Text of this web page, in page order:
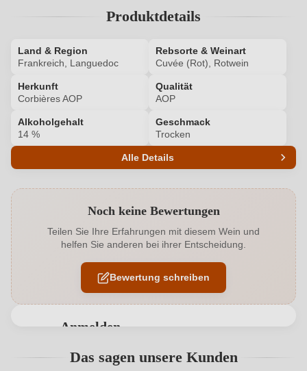
Produktdetails
Land & Region
Frankreich, Languedoc
Rebsorte & Weinart
Cuvée (Rot), Rotwein
Herkunft
Corbières AOP
Qualität
AOP
Alkoholgehalt
14 %
Geschmack
Trocken
Alle Details
Alkoholgehalt in % 14 %
Allergene Enthält Sulfite
Bio EU
Noch keine Bewertungen
Teilen Sie Ihre Erfahrungen mit diesem Wein und
helfen Sie anderen bei ihrer Entscheidung.
Bewertung schreiben
Anmelden
Benutzern abgegeben werden. Bitte loggen Sie sich
Das sagen unsere Kunden